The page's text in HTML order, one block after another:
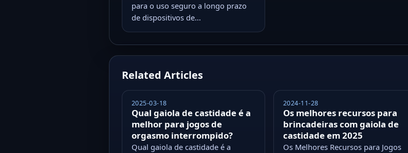
para o uso seguro a longo prazo
de dispositivos de...
Related Articles
2025-03-18
Qual gaiola de castidade é a
melhor para jogos de
orgasmo interrompido?
Qual gaiola de castidade é a
2024-11-28
Os melhores recursos para
brincadeiras com gaiola de
castidade em 2025
Os Melhores Recursos para Jogos